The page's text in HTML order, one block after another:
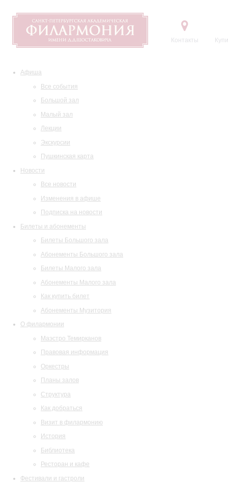
Контакты
Афиша
Все события
Большой зал
Малый зал
Лекции
Экскурсии
Пушкинская карта
Новости
Все новости
Изменения в афише
Подписка на новости
Билеты и абонементы
Билеты Большого зала
Абонементы Большого зала
Билеты Малого зала
Абонементы Малого зала
Как купить билет
Абонементы Музитория
О филармонии
Маэстро Темирканов
Правовая информация
Оркестры
Планы залов
Структура
Как добраться
Визит в филармонию
История
Библиотека
Ресторан и кафе
Фестивали и гастроли